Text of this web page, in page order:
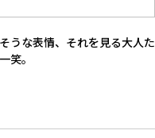
うな表情、それを見る大人た
笑。